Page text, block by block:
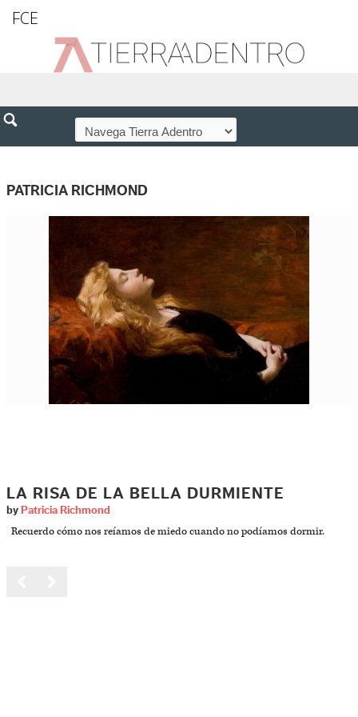
FCE
PATRICIA RICHMOND
LA RISA DE LA BELLA DURMIENTE
by Patricia Richmond
Recuerdo cómo nos reíamos de miedo cuando no podíamos dormir.